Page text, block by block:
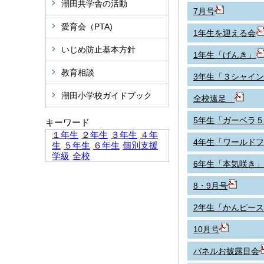
潮田共学舎の活動
愛育会（PTA)
いじめ防止基本方針
教育相談
潮田小学校ガイドブック
キーワード
１年生 ２年生 ３年生 ４年
生 ５年生 ６年生 個別支援
学級 全校
7月号
1年生を迎える会
1年生「げんき」
3年生「３シャイン
全校遠足
5年生「ガーベラ５
4年生「ワールド
6年生「本気咲き」
8・9月号
2年生「かんピース
10月号
パネルお披露目会